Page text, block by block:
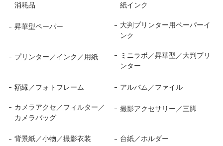
消耗品
紙インク
昇華型ペーパー
大判プリンター用ペーパーイ
ンク
プリンター／インク／用紙
ミニラボ／昇華型／大判プリ
ンター
額縁／フォトフレーム アルバム／ファイル
カメラアクセ／フィルター／
カメラバッグ
撮影アクセサリー／三脚
背景紙／小物／撮影衣装 台紙／ホルダー